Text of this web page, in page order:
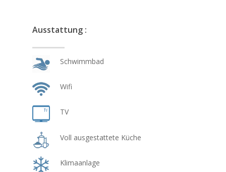
Ausstattung :
Schwimmbad
Wifi
TV
Voll ausgestattete Küche
Klimaanlage